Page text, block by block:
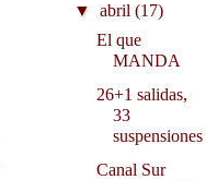
▼abril(17)
El que
MANDA
26+1 salidas,
33
suspensiones
Canal Sur